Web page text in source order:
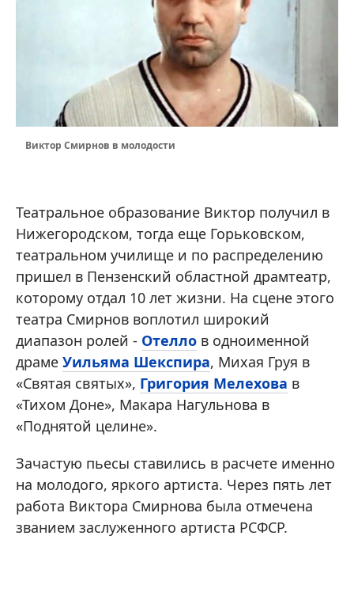
Виктор Смирнов в молодости
Театральное образование Виктор получил в
Нижегородском, тогда еще Горьковском,
театральном училище и по распределению
пришел в Пензенский областной драмтеатр,
которому отдал 10 лет жизни. На сцене этого
театра Смирнов воплотил широкий
диапазон ролей - Отелло в одноименной
драме Уильяма Шекспира, Михая Груя в
«Святая святых», Григория Мелехова в
«Тихом Доне», Макара Нагульнова в
«Поднятой целине».
Зачастую пьесы ставились в расчете именно
на молодого, яркого артиста. Через пять лет
работа Виктора Смирнова была отмечена
званием заслуженного артиста РСФСР.